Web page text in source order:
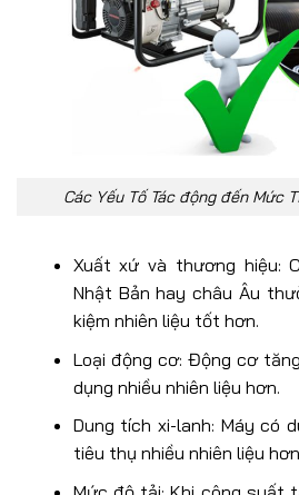
Các Yếu Tố Tác động đến Mức
Xuất xứ và thương hiệu:
Nhật Bản hay châu Âu
kiệm nhiên liệu tốt hơn.
Loại động cơ: Động cơ
dụng nhiều nhiên liệu hơn.
Dung tích xi-lanh: Máy có
tiêu thụ nhiều nhiên liệu